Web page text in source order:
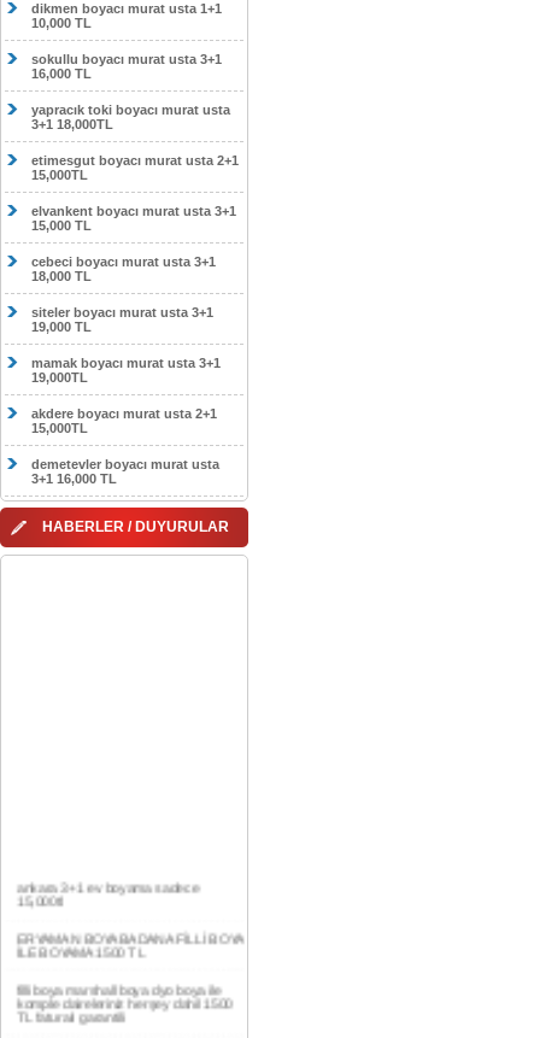
dikmen boyacı murat usta 1+1
10,000 TL
sokullu boyacı murat usta 3+1
16,000 TL
yapracık toki boyacı murat usta
3+1 18,000TL
etimesgut boyacı murat usta 2+1
15,000TL
elvankent boyacı murat usta 3+1
15,000 TL
cebeci boyacı murat usta 3+1
18,000 TL
siteler boyacı murat usta 3+1
19,000 TL
mamak boyacı murat usta 3+1
19,000TL
akdere boyacı murat usta 2+1
15,000TL
demetevler boyacı murat usta
3+1 16,000 TL
HABERLER / DUYURULAR
ERYAMAN BOYA BADANA FİLLİ BOYA
İLE BOYAMA 1500 TL
filli boya marshall boya dyo boya ile
komple daireleriniz herşey dahil 1500
ankara boyacı ucuz oyacı ankara
15.000TL